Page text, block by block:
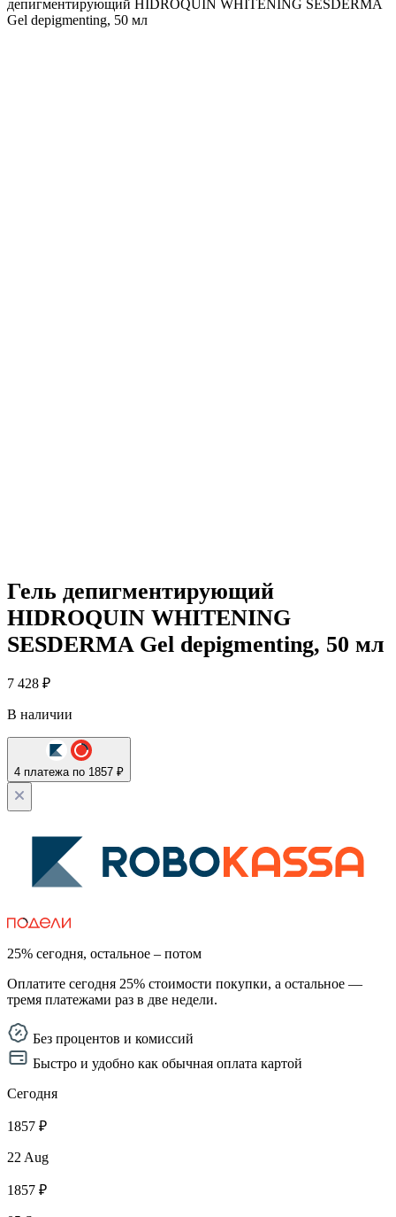
депигментирующий HIDROQUIN WHITENING SESDERMA
Gel depigmenting, 50 мл
Гель депигментирующий
HIDROQUIN WHITENING
SESDERMA Gel depigmenting, 50 мл
7 428 ₽
В наличии
4 платежа по 1857 ₽
25% сегодня, остальное – потом
Оплатите сегодня 25% стоимости покупки, а остальное —
тремя платежами раз в две недели.
Без процентов и комиссий
Быстро и удобно как обычная оплата картой
Сегодня
1857 ₽
22 Aug
1857 ₽